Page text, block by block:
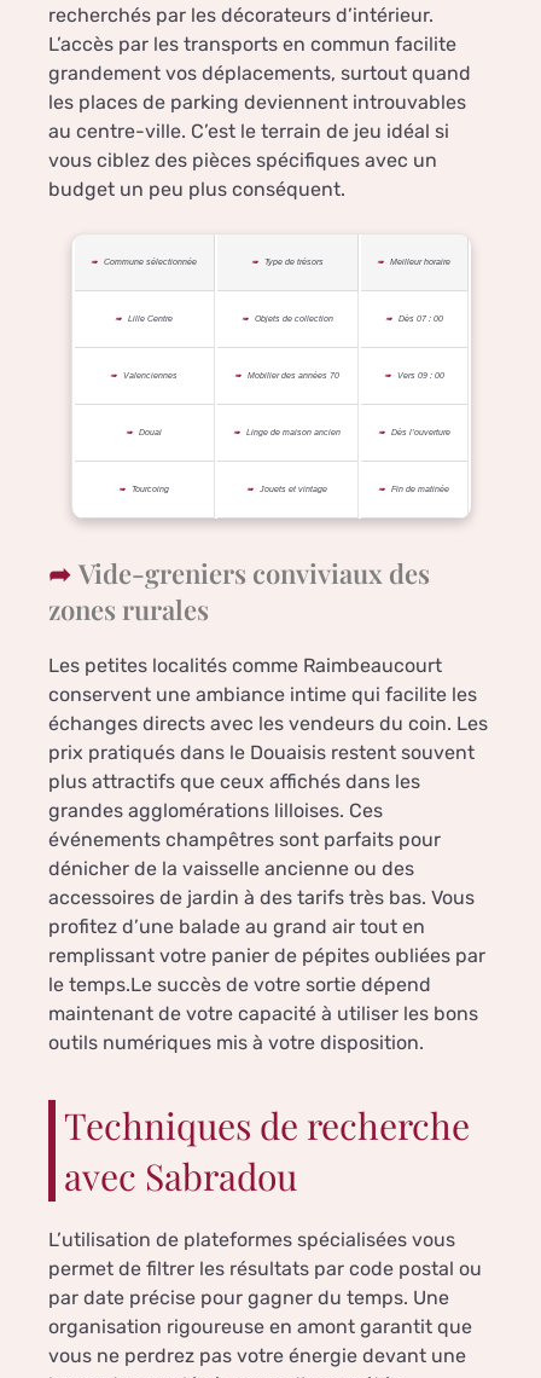
recherchés par les décorateurs d’intérieur.
L’accès par les transports en commun facilite
grandement vos déplacements, surtout quand
les places de parking deviennent introuvables
au centre-ville. C’est le terrain de jeu idéal si
vous ciblez des pièces spécifiques avec un
budget un peu plus conséquent.
Commune sélectionnée Type de trésors Meilleur horaire
Lille Centre Objets de collection Dès 07 : 00
Valenciennes Mobilier des années 70 Vers 09 : 00
Douai Linge de maison ancien Dès l’ouverture
Tourcoing Jouets et vintage Fin de matinée
Vide-greniers conviviaux des
zones rurales
Les petites localités comme Raimbeaucourt
conservent une ambiance intime qui facilite les
échanges directs avec les vendeurs du coin. Les
prix pratiqués dans le Douaisis restent souvent
plus attractifs que ceux affichés dans les
grandes agglomérations lilloises. Ces
événements champêtres sont parfaits pour
dénicher de la vaisselle ancienne ou des
accessoires de jardin à des tarifs très bas. Vous
profitez d’une balade au grand air tout en
remplissant votre panier de pépites oubliées par
le temps.Le succès de votre sortie dépend
maintenant de votre capacité à utiliser les bons
outils numériques mis à votre disposition.
Techniques de recherche
avec Sabradou
L’utilisation de plateformes spécialisées vous
permet de filtrer les résultats par code postal ou
par date précise pour gagner du temps. Une
organisation rigoureuse en amont garantit que
vous ne perdrez pas votre énergie devant une